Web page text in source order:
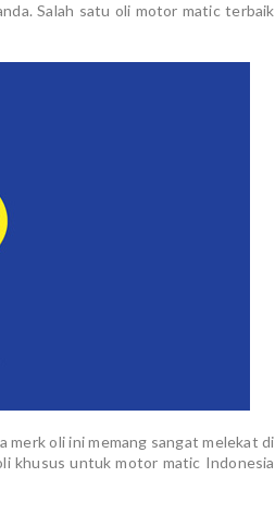
Salah satu oli motor matic terbaik
merk oli ini memang sangat melekat di
khusus untuk motor matic Indonesia